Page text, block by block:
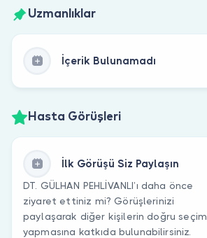
Uzmanlıklar
İçerik Bulunamadı
Hasta Görüşleri
İlk Görüşü Siz Paylaşın
DT. GÜLHAN PEHLİVANLI’ı daha önce
ziyaret ettiniz mi? Görüşlerinizi
paylaşarak diğer kişilerin doğru seçim
yapmasına katkıda bulunabilirsiniz.